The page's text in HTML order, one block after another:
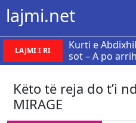
lajmi.net
LAJMI I RI
Kurti e
sot – A po
Këto të reja do t’i
MIRAGE